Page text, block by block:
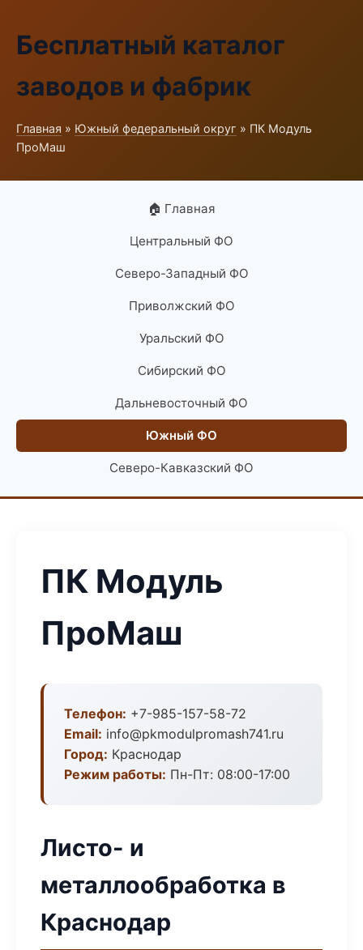
Бесплатный каталог
заводов и фабрик
Главная » Южный федеральный округ » ПК Модуль
ПроМаш
🏠 Главная
Центральный ФО
Северо-Западный ФО
Приволжский ФО
Уральский ФО
Сибирский ФО
Дальневосточный ФО
Южный ФО
Северо-Кавказский ФО
ПК Модуль
ПроМаш
Телефон: +7-985-157-58-72
Email: info@pkmodulpromash741.ru
Город: Краснодар
Режим работы: Пн-Пт: 08:00-17:00
Листо- и
металлообработка в
Краснодар